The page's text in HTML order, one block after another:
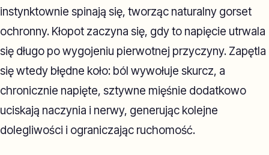
instynktownie spinają się, tworząc naturalny gorset
ochronny. Kłopot zaczyna się, gdy to napięcie utrwala
się długo po wygojeniu pierwotnej przyczyny. Zapętla
się wtedy błędne koło: ból wywołuje skurcz, a
chronicznie napięte, sztywne mięśnie dodatkowo
uciskają naczynia i nerwy, generując kolejne
dolegliwości i ograniczając ruchomość.